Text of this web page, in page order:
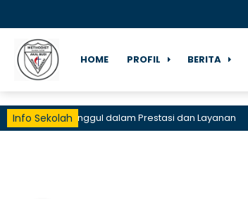
HOME PROFIL BERITA
Info Sekolah
Sekolah Unggul dalam Prestasi dan Layanan